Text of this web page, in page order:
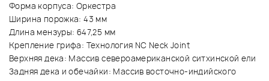
Форма корпуса: Оркестра
Ширина порожка: 43 мм
Длина мензуры: 647,25 мм
Крепление грифа: Технология NC Neck Joint
Верхняя дека: Массив североамериканской ситхинской ели
Задняя дека и обечайки: Массив восточно-индийского